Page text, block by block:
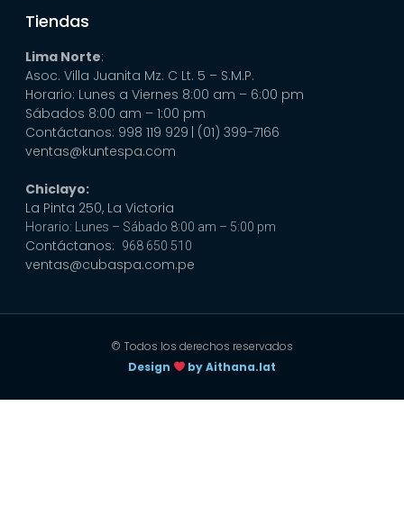
Tiendas
Lima Norte:
Asoc. Villa Juanita Mz. C Lt. 5 – S.M.P.
Horario: Lunes a Viernes 8:00 am – 6:00 pm
Sábados 8:00 am – 1:00 pm
Contáctanos: 998 119 929 | (01) 399-7166
ventas@kuntespa.com
Chiclayo:
La Pinta 250, La Victoria
Horario: Lunes – Sábado 8:00 am – 5:00 pm
Contáctanos: 968 650 510
ventas@cubaspa.com.pe
© Todos los derechos reservados
Design
by Aithana.lat